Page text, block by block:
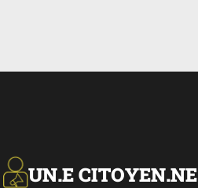
UN.E CITOYEN.NE